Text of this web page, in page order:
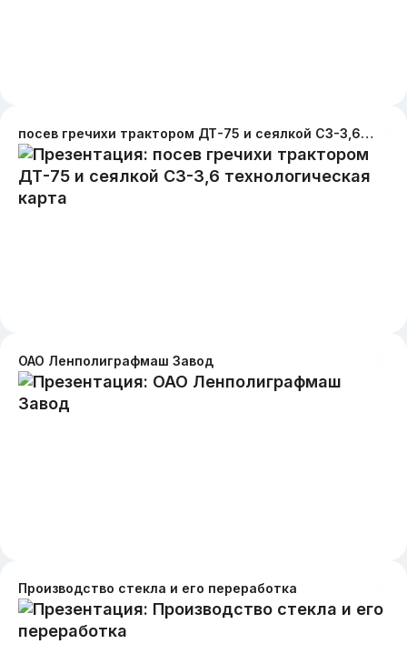
посев гречихи трактором ДТ-75 и сеялкой СЗ-3,6 технологическая карта
ОАО Ленполиграфмаш Завод
Производство стекла и его переработка